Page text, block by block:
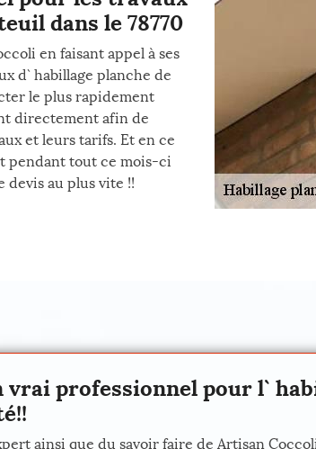
dans le 78770
en faisant appel à ses
d` habillage planche de
le plus rapidement
directement afin de
et leurs tarifs. Et en ce
pendant tout ce mois-ci
devis au plus vite !!
vrai professionnel pour l`
ainsi que du savoir faire de Artisan